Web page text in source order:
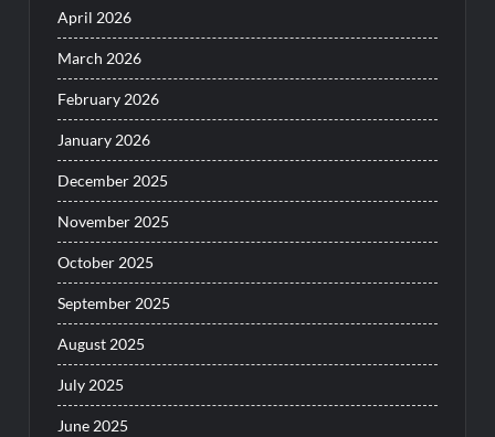
April 2026
March 2026
February 2026
January 2026
December 2025
November 2025
October 2025
September 2025
August 2025
July 2025
June 2025